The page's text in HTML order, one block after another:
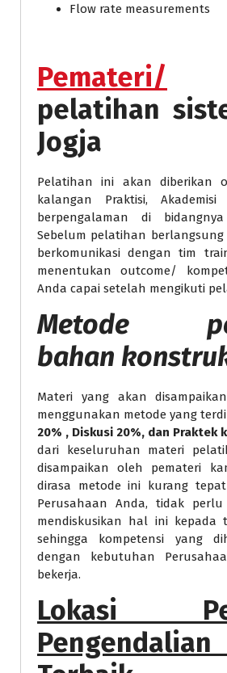
Flow rate measurements
Pemateri/
pelatihan
Jogja
Pelatihan ini akan diberikan
kalangan Praktisi,
berpengalaman di bidangnya
Sebelum pelatihan
berkomunikasi dengan tim
menentukan outcome/
Anda capai setelah mengikuti
Metode
bahan
Materi yang akan
menggunakan metode yang
20% , Diskusi 20%, dan Praktek
dari keseluruhan materi
disampaikan oleh pemateri
dirasa metode ini kurang
Perusahaan Anda, tidak
mendiskusikan hal ini kepada
sehingga kompetensi yang
dengan kebutuhan
bekerja.
Lokasi